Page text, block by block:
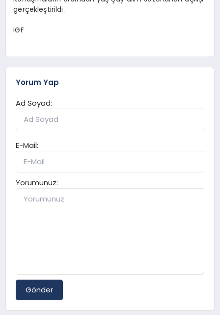
gerçekleştirildi.
IGF
Yorum Yap
Ad Soyad:
E-Mail:
Yorumunuz:
Gönder